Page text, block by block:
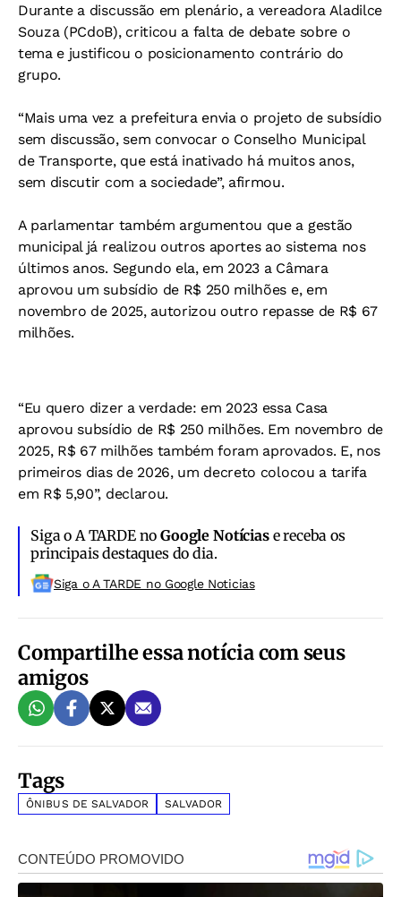
Durante a discussão em plenário, a vereadora Aladilce
Souza (PCdoB), criticou a falta de debate sobre o
tema e justificou o posicionamento contrário do
grupo.
“Mais uma vez a prefeitura envia o projeto de subsídio
sem discussão, sem convocar o Conselho Municipal
de Transporte, que está inativado há muitos anos,
sem discutir com a sociedade”, afirmou.
A parlamentar também argumentou que a gestão
municipal já realizou outros aportes ao sistema nos
últimos anos. Segundo ela, em 2023 a Câmara
aprovou um subsídio de R$ 250 milhões e, em
novembro de 2025, autorizou outro repasse de R$ 67
milhões.
“Eu quero dizer a verdade: em 2023 essa Casa
aprovou subsídio de R$ 250 milhões. Em novembro de
2025, R$ 67 milhões também foram aprovados. E, nos
primeiros dias de 2026, um decreto colocou a tarifa
em R$ 5,90”, declarou.
Siga o A TARDE noGoogle Notíciase receba os
principais destaques do dia.
Siga o A TARDE no Google Noticias
Compartilhe essa notícia com seus
amigos
Tags
ÔNIBUS DE SALVADOR SALVADOR